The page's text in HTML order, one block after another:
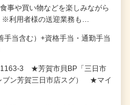
事や買い物などを楽しみながら
利用者様の送迎業務も…
手当含む）+資格手当・通勤手当
1163-3 ★芳賀市貝BP「三日市
ブン芳賀三日市店スグ） ★マイ